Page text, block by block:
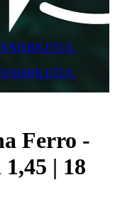
BILETUL
BILETUL
Ferro -
| 18